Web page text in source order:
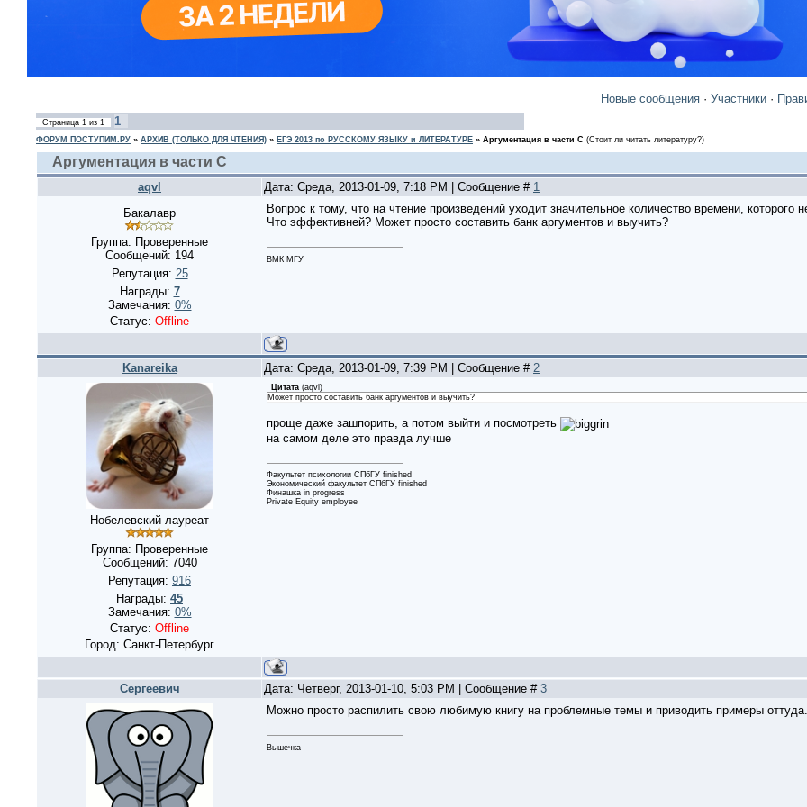
Новые сообщения · Участники ·
Страница 1 из 1 1
ФОРУМ ПОСТУПИМ.РУ » АРХИВ (ТОЛЬКО ДЛЯ ЧТЕНИЯ) » ЕГЭ 2013 по РУССКОМУ ЯЗЫКУ и ЛИТЕРАТУРЕ » Аргументация в части С (Стоит ли читать литературу?)
Аргументация в части С
aqvl Дата: Среда, 2013-01-09, 7:18 PM | Сообщение # 1
Бакалавр
Группа: Проверенные
Сообщений: 194
Репутация: 25
Награды: 7
Замечания: 0%
Статус: Offline
Вопрос к тому, что на чтение произведений уходит значительное количество времени, которого
Что эффективней? Может просто составить банк аргументов и выучить?
ВМК МГУ
Kanareika Дата: Среда, 2013-01-09, 7:39 PM | Сообщение # 2
Нобелевский лауреат
Группа: Проверенные
Сообщений: 7040
Репутация: 916
Награды: 45
Замечания: 0%
Статус: Offline
Город: Санкт-Петербург
Цитата (aqvl )
Может просто составить банк аргументов и выучить?
проще даже зашпорить, а потом выйти и посмотреть
на самом деле это правда лучше
Факультет психологии СПбГУ finished
Экономический факультет СПбГУ finished
Финашка in progress
Private Equity employee
Сергеевич Дата: Четверг, 2013-01-10, 5:03 PM | Сообщение # 3
Можно просто распилить свою любимую книгу на проблемные темы и приводить примеры оттуда.
Вышечка